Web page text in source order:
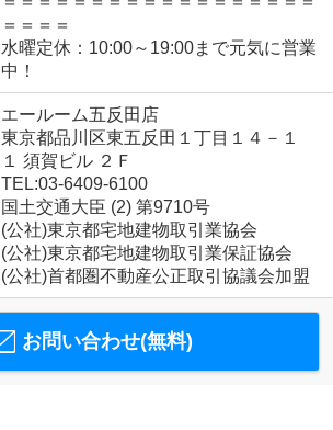
＝＝＝＝
水曜定休：10:00～19:00まで元気に営業
中！
エールーム五反田店
東京都品川区東五反田１丁目１４－１
１ 須賀ビル ２Ｆ
TEL:03-6409-6100
国土交通大臣 (2) 第9710号
(公社)東京都宅地建物取引業協会
(公社)東京都宅地建物取引業保証協会
(公社)首都圏不動産公正取引協議会加盟
お問い合わせ(無料)